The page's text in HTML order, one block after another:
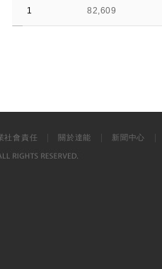
1 82,609
社會責任 關於達能 新聞中心